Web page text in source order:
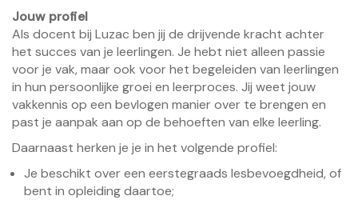
Jouw profiel
Als docent bij Luzac ben jij de drijvende kracht achter
het succes van je leerlingen. Je hebt niet alleen passie
voor je vak, maar ook voor het begeleiden van leerlingen
in hun persoonlijke groei en leerproces. Jij weet jouw
vakkennis op een bevlogen manier over te brengen en
past je aanpak aan op de behoeften van elke leerling.
Daarnaast herken je je in het volgende profiel:
Je beschikt over een eerstegraads lesbevoegdheid, of
bent in opleiding daartoe;